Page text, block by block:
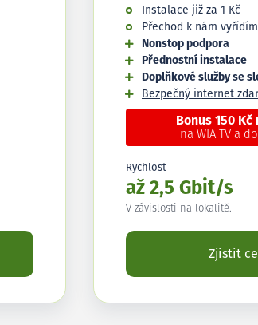
Instalace již za 1 Kč
Přechod k nám
Nonstop podpora
Přednostní instalace
Doplňkové služby se
Bezpečný internet
Bonus 150
na WIA TV a
Rychlost
až 2,5 Gbit/s
V závislosti na lokalitě.
Zjistit